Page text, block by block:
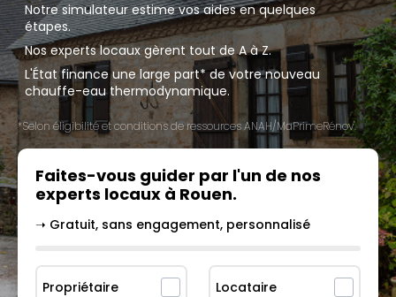
Notre simulateur estime vos aides en quelques
étapes.
Nos experts locaux gèrent tout de A à Z.
L'État finance une large part* de votre nouveau
chauffe-eau thermodynamique.
*Selon éligibilité et conditions de ressources ANAH/MaPrimeRénov'.
Faites-vous guider par l'un de nos
experts locaux à Rouen.
➝ Gratuit, sans engagement, personnalisé
Propriétaire Locataire